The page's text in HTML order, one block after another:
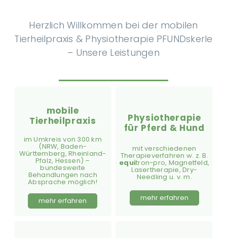
Herzlich Willkommen bei der mobilen
Tierheilpraxis & Physiotherapie PFUNDskerle
– Unsere Leistungen
mobile
Tierheilpraxis
im Umkreis von 300 km
(NRW, Baden-
Württemberg, Rheinland-
Pfalz, Hessen) –
bundesweite
Behandlungen nach
Absprache möglich!
mehr erfahren
Physiotherapie
für Pferd & Hund
mit verschiedenen
Therapieverfahren w. z. B.
equitron-pro, Magnetfeld,
Lasertherapie, Dry-
Needling u. v. m.
mehr erfahren